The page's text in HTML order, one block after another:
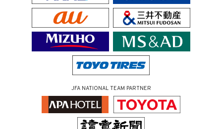
JFA NATIONAL TEAM PARTNER